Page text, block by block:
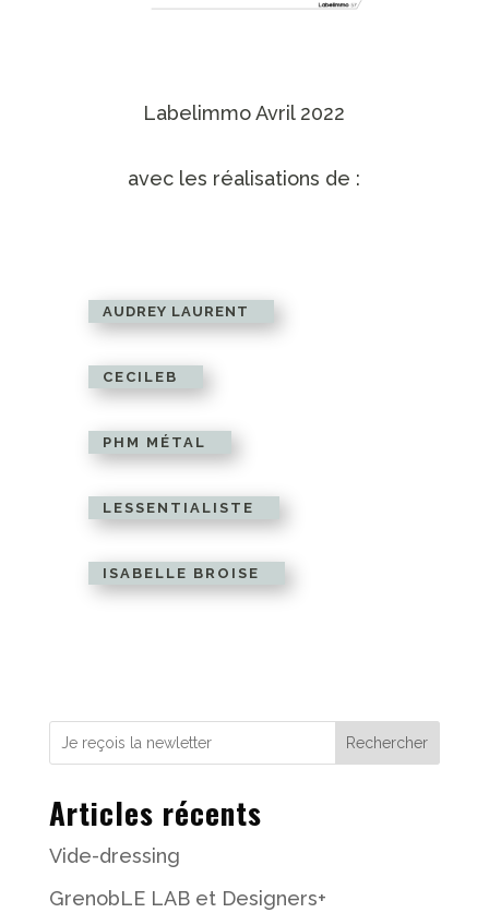
Labelimmo Avril 2022
avec les réalisations de :
AUDREY LAURENT
CECILEB
PHM MÉTAL
LESSENTIALISTE
ISABELLE BROISE
Rechercher
Articles récents
Vide-dressing
GrenobLE LAB et Designers+